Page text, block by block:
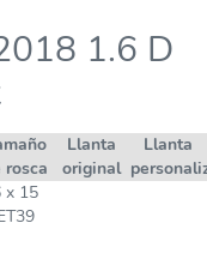
1.6 D
rosca
Llanta
original
Llanta
x 15